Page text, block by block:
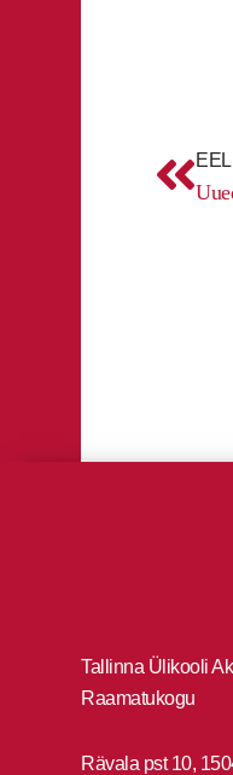
Tallinna Ülikooli
Raamatukogu
Rävala pst 10,